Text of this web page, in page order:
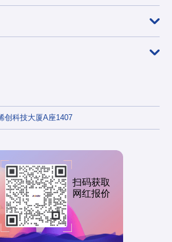
创科技大厦A座1407
扫码获取
网红报价